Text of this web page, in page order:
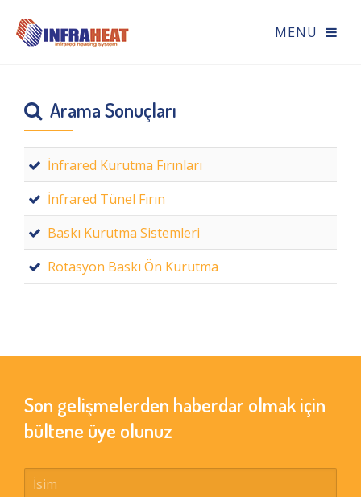
Arama Sonuçları
İnfrared Kurutma Fırınları
İnfrared Tünel Fırın
Baskı Kurutma Sistemleri
Rotasyon Baskı Ön Kurutma
Son gelişmelerden haberdar olmak için
bültene üye olunuz